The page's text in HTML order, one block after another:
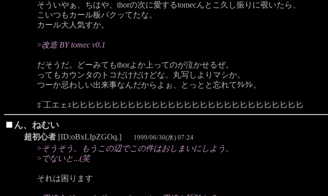
そういやぁ、ちはや、thorの次に愛するtomecんとこ久し振りに覗いたら、
こいつもカール板パクッてたな。
カール大人気すか。
>改造 BY tomec v0.1
だそうだ。どーみてもthorよか上ってのが泣かせるぜ。
ってもカウンタのトコだけだけどな。丸写しよりマシか。
つーか忌わしい出来事なんだからよぉ、とっとと忘れてｸﾚｸﾚ。
‡‾工エェｪ匕匕匕匕匕匕匕匕匕匕匕匕匕匕匕匕匕匕匕匕匕匕匕匕匕匕匕匕匕
ん、ねむい
超初心者 [ID:oBxLIpZGOq.] 1999/06/30(水) 07:24
>そうそう。もうこの辺でこの件はおしまいにしよう。
>でないと...(笑
それは困ります